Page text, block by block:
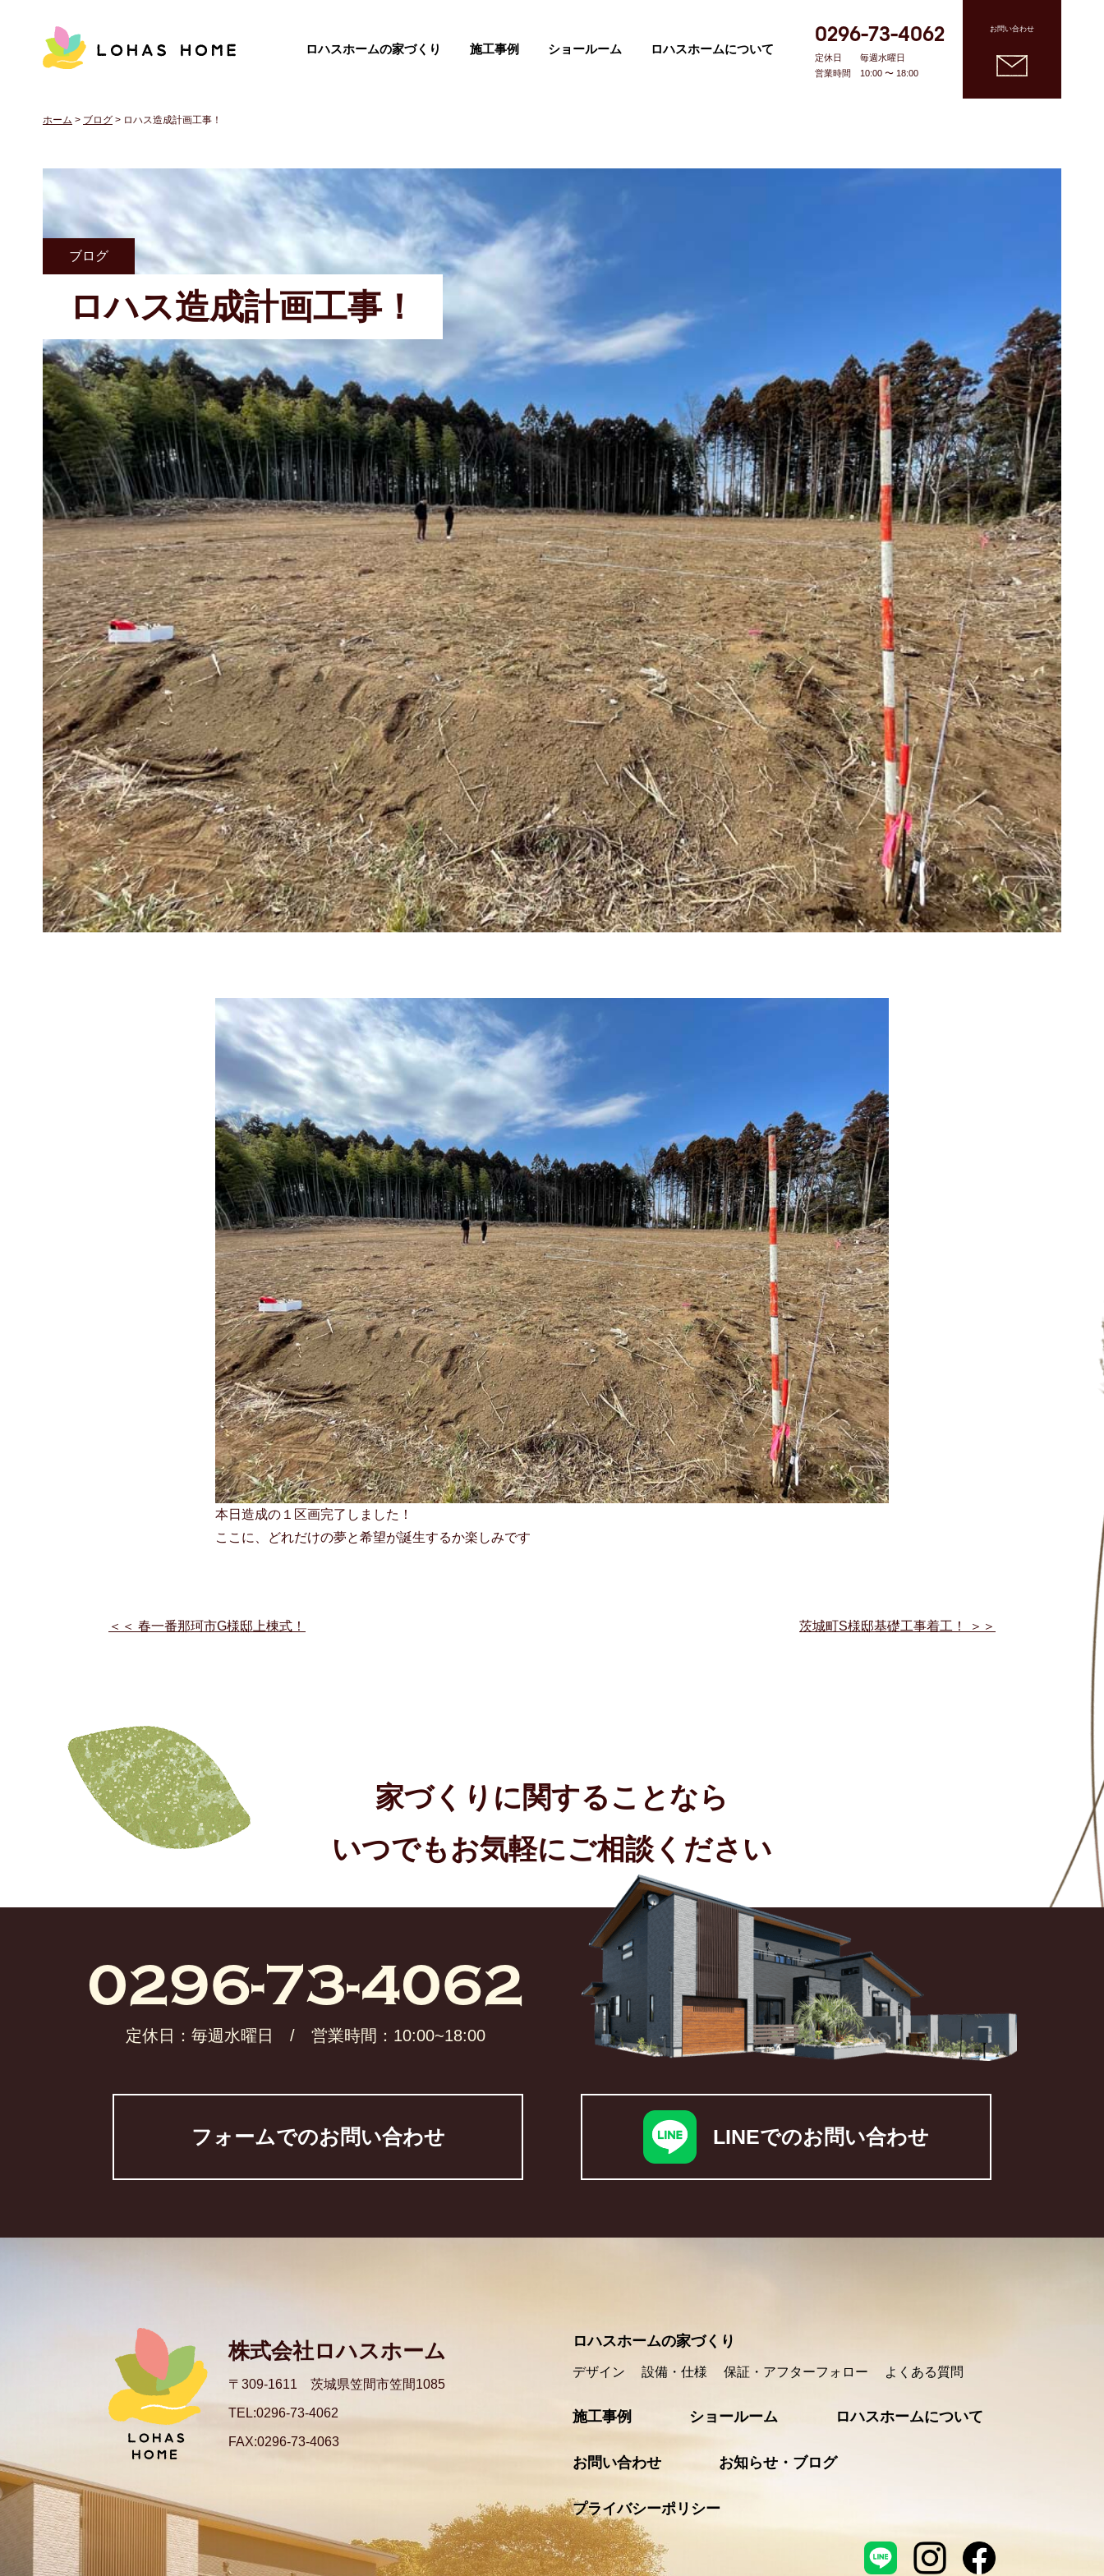
ロハスホームの家づくり 施工事例 ショールーム ロハスホームについて
0296-73-4062
定休日
毎週水曜日
営業時間 10:00 〜 18:00
お問い合わせ
ホーム > ブログ > ロハス造成計画工事！
ブログ
ロハス造成計画工事！
本日造成の１区画完了しました！
ここに、どれだけの夢と希望が誕生するか楽しみです
＜＜ 春一番那珂市G様邸上棟式！ 茨城町S様邸基礎工事着工！ ＞＞
家づくりに関することなら
いつでもお気軽にご相談ください​
0296-73-4062​
定休日：毎週水曜日 / 営業時間：10:00~18:00​
フォームでのお問い合わせ LINEでのお問い合わせ
株式会社ロハスホーム
〒309-1611 茨城県笠間市笠間1085​
TEL:0296-73-4062
FAX:0296-73-4063​
ロハスホームの家づくり
デザイン 設備・仕様 保証・アフターフォロー よくある質問
施工事例 ショールーム ロハスホームについて
お問い合わせ お知らせ・ブログ
プライバシーポリシー